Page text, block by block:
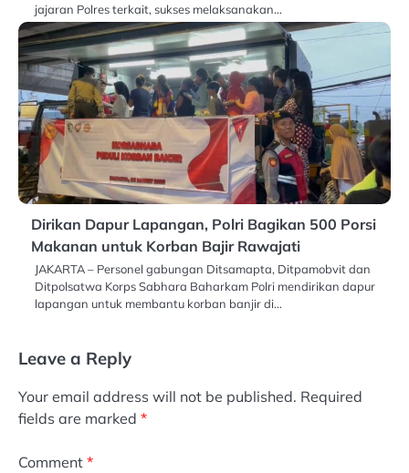
jajaran Polres terkait, sukses melaksanakan…
Dirikan Dapur Lapangan, Polri Bagikan 500 Porsi
Makanan untuk Korban Bajir Rawajati
JAKARTA – Personel gabungan Ditsamapta, Ditpamobvit dan
Ditpolsatwa Korps Sabhara Baharkam Polri mendirikan dapur
lapangan untuk membantu korban banjir di…
Leave a Reply
Your email address will not be published. Required
fields are marked *
Comment *